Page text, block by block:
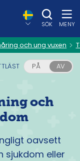
SÖK MENY
och ung vuxen
PÅ AV
och
oavsett
sjukdom eller